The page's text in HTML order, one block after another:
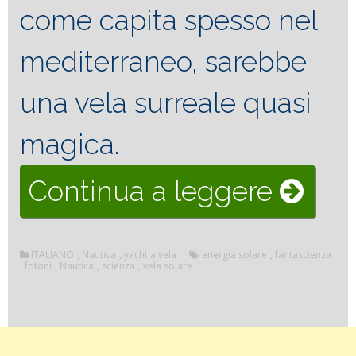
come capita spesso nel
mediterraneo, sarebbe
una vela surreale quasi
magica.
Continua a leggere “La
ITALIANO , Nautica , yacht a vela energia solare , fantascienza
, fotoni , Nautica , scienza , vela solare